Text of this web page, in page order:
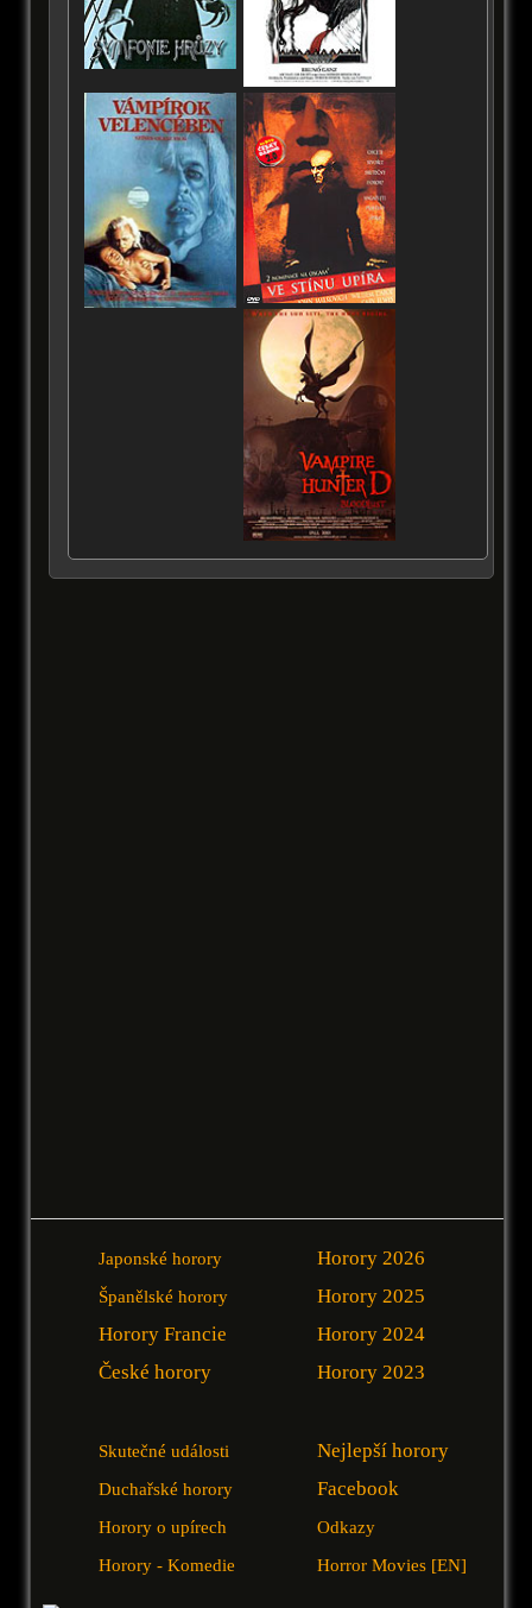
Japonské horory
Španělské horory
Horory Francie
České horory
Horory 2026
Horory 2025
Horory 2024
Horory 2023
Skutečné události
Duchařské horory
Horory o upírech
Horory - Komedie
Nejlepší horory
Facebook
Odkazy
Horror Movies [EN]